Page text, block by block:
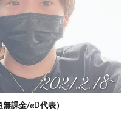
課金/αD代表）